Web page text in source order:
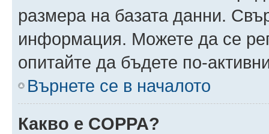
размера на базата данни.
информация. Можете да се
опитайте да бъдете по-
Върнете се в началото
Какво е COPPA?